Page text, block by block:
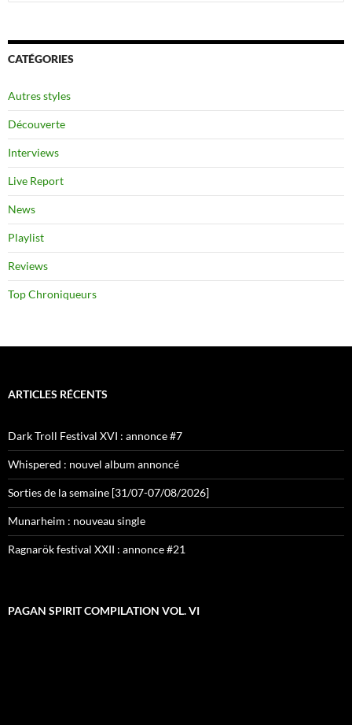
CATÉGORIES
Autres styles
Découverte
Interviews
Live Report
News
Playlist
Reviews
Top Chroniqueurs
ARTICLES RÉCENTS
Dark Troll Festival XVI : annonce #7
Whispered : nouvel album annoncé
Sorties de la semaine [31/07-07/08/2026]
Munarheim : nouveau single
Ragnarök festival XXII : annonce #21
PAGAN SPIRIT COMPILATION VOL. VI